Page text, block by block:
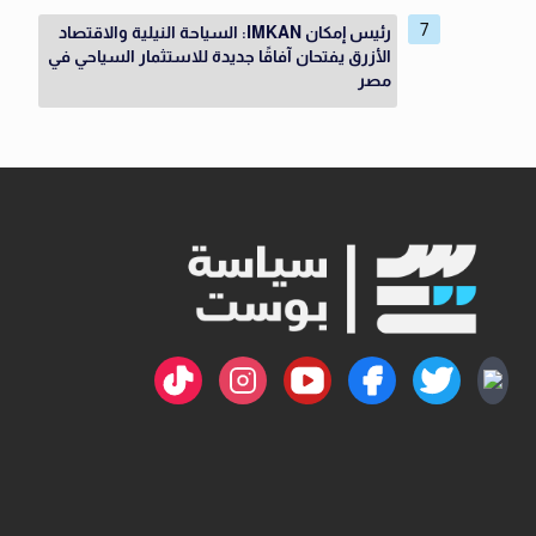
رئيس إمكان IMKAN: السياحة النيلية والاقتصاد
الأزرق يفتحان آفاقًا جديدة للاستثمار السياحي في
مصر